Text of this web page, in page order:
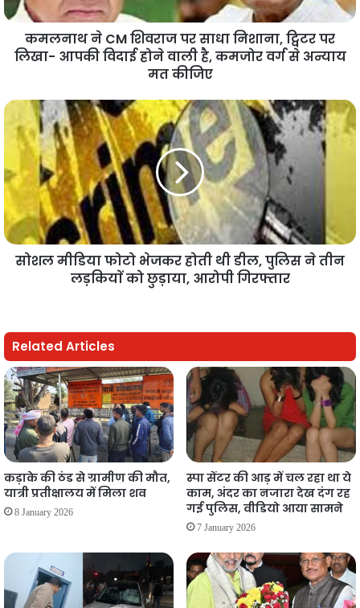
कमलनाथ ने CM शिवराज पर साधा निशाना, ट्विटर पर
लिखा- आपकी विदाई होने वाली है, कमजोर वर्ग से अन्याय
मत कीजिए
सोशल मीडिया फोटो भेजकर होती थी डील, पुलिस ने तीन
लड़कियाें को छुड़ाया, आरोपी गिरफ्तार
Related Articles
कड़ाके की ठंड से ग्रामीण की मौत,
यात्री प्रतीक्षालय में मिला शव
8 January 2026
स्पा सेंटर की आड़ में चल रहा था ये
काम, अंदर का नजारा देख दंग रह
गई पुलिस, वीडियो आया सामने
7 January 2026